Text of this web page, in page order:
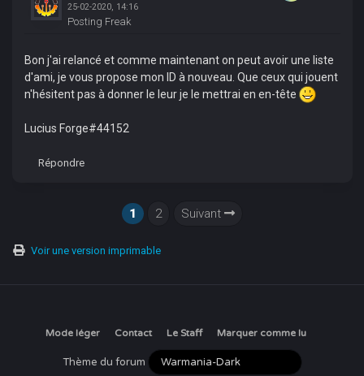
25-02-2020, 14:16
Posting Freak
Bon j'ai relancé et comme maintenant on peut avoir une liste
d'ami, je vous propose mon ID à nouveau. Que ceux qui jouent
n'hésitent pas à donner le leur je le mettrai en en-tête
Lucius Forge#44152
Répondre
1 2 Suivant
Voir une version imprimable
Mode léger Contact Le Staff Marquer comme lu
Thème du forum